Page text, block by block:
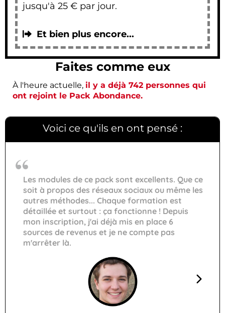
jusqu'à 25 € par jour.
Et bien plus encore...
Faites comme eux
À l'heure actuelle, il y a déjà 742 personnes qui
ont rejoint le Pack Abondance.
Voici ce qu'ils en ont pensé :
Les modules de ce pack sont excellents. Que ce
soit à propos des réseaux sociaux ou même les
autres méthodes... Chaque formation est
détaillée et surtout : ça fonctionne ! Depuis
mon inscription, j'ai déjà mis en place 6
sources de revenus et je ne compte pas
m'arrêter là.